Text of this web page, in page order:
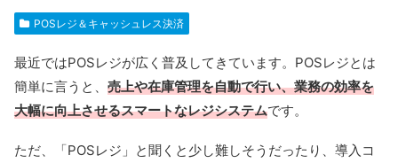
POSレジ＆キャッシュレス決済
最近ではPOSレジが広く普及してきています。POSレジとは
簡単に言うと、 売上や在庫管理を自動で行い、業務の効率を
大幅に向上させるスマートなレジシステムです。
ただ、「POSレジ」と聞くと少し難しそうだったり、導入コ